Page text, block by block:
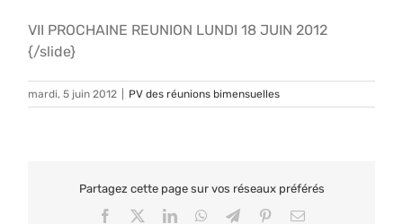
VII PROCHAINE REUNION LUNDI 18 JUIN 2012
{/slide}
mardi, 5 juin 2012 PV des réunions bimensuelles
Partagez cette page sur vos réseaux préférés
Facebook LinkedInWhatsApp
TelegramPinterestEmail